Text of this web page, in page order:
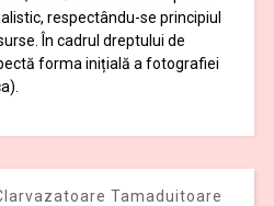
respectându-se principiul
În cadrul dreptului de
forma inițială a fotografiei
Tamaduitoare